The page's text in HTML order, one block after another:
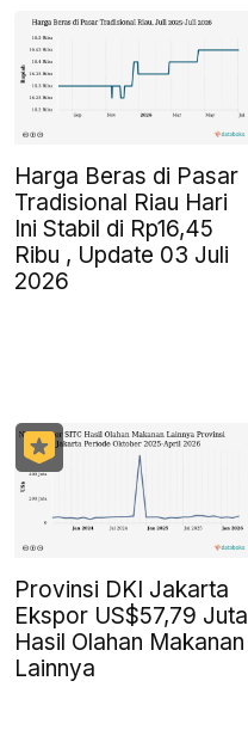
Harga Beras di Pasar
Tradisional Riau Hari
Ini Stabil di Rp16,45
Ribu , Update 03 Juli
2026
Provinsi DKI Jakarta
Ekspor US$57,79 Juta
Hasil Olahan Makanan
Lainnya